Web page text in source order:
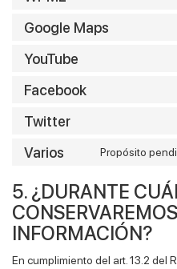
Google Maps
YouTube
Facebook
Twitter
Varios Propósito
5. ¿DURANTE
INFORMACIÓN?
En cumplimiento del art. 13.2 del